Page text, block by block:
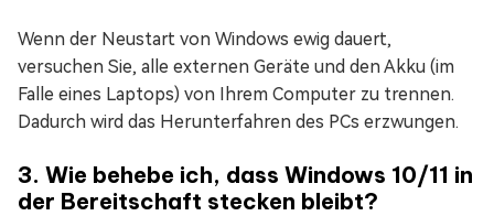
Wenn der Neustart von Windows ewig dauert,
versuchen Sie, alle externen Geräte und den Akku (im
Falle eines Laptops) von Ihrem Computer zu trennen.
Dadurch wird das Herunterfahren des PCs erzwungen.
3. Wie behebe ich, dass Windows 10/11 in
der Bereitschaft stecken bleibt?